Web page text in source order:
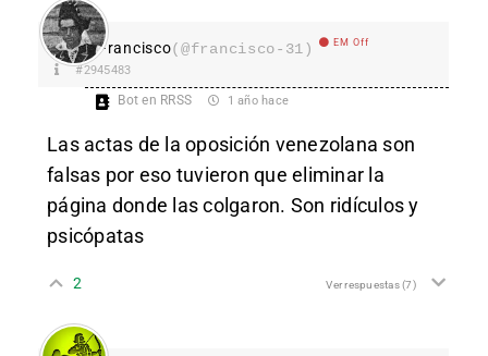
Francisco(@francisco-31) EM Off
#2945483
Bot en RRSS 1 año hace
Las actas de la oposición venezolana son
falsas por eso tuvieron que eliminar la
página donde las colgaron. Son ridículos y
psicópatas
2 Ver respuestas(7)